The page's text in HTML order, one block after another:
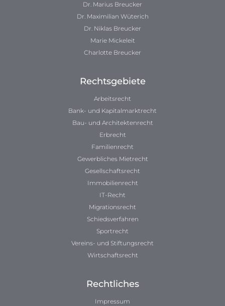
Dr. Marius Breucker
Dr. Maximilian Wüterich
Dr. Niklas Breucker
Marie Mickeleit
Charlotte Breucker
Rechtsgebiete
Arbeitsrecht
Bank- und Kapitalmarktrecht
Bau- und Architektenrecht
Erbrecht
Familienrecht
Gewerbliches Mietrecht
Gesellschaftsrecht
Immobilienrecht
IT-Recht
Migrationsrecht
Schiedsverfahren
Sportrecht
Vereins- und Stiftungsrecht
Wirtschaftsrecht
Rechtliches
Impressum